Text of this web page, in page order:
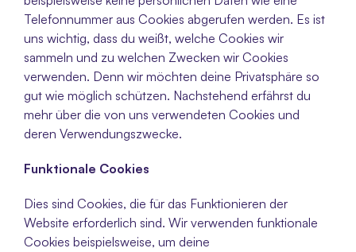
Telefonnummer aus Cookies abgerufen werden. Es ist
uns wichtig, dass du weißt, welche Cookies wir
sammeln und zu welchen Zwecken wir Cookies
verwenden. Denn wir möchten deine Privatsphäre so
gut wie möglich schützen. Nachstehend erfährst du
mehr über die von uns verwendeten Cookies und
deren Verwendungszwecke.
Funktionale Cookies
Dies sind Cookies, die für das Funktionieren der
Website erforderlich sind. Wir verwenden funktionale
Cookies beispielsweise, um deine